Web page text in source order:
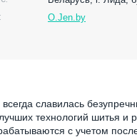
O.Jen.by
славилась
технологий шитья и
с учетом